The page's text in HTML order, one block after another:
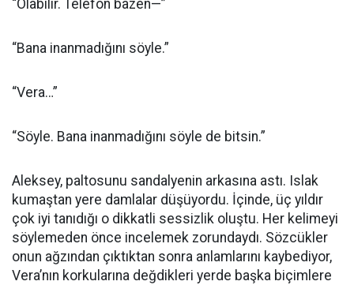
“Olabilir. Telefon bazen—”
“Bana inanmadığını söyle.”
“Vera…”
“Söyle. Bana inanmadığını söyle de bitsin.”
Aleksey, paltosunu sandalyenin arkasına astı. Islak
kumaştan yere damlalar düşüyordu. İçinde, üç yıldır
çok iyi tanıdığı o dikkatli sessizlik oluştu. Her kelimeyi
söylemeden önce incelemek zorundaydı. Sözcükler
onun ağzından çıktıktan sonra anlamlarını kaybediyor,
Vera’nın korkularına değdikleri yerde başka biçimlere